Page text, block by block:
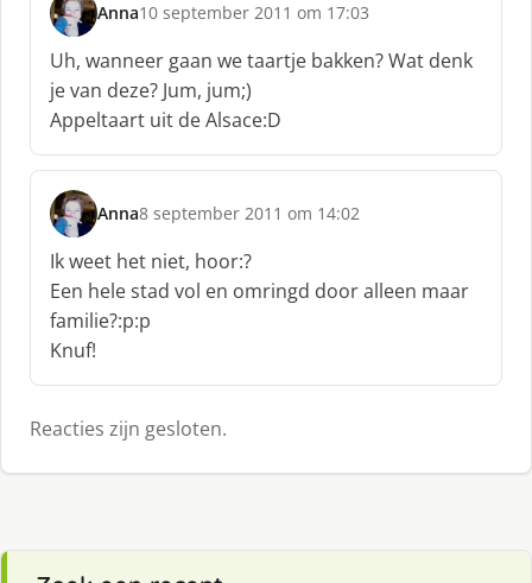
Anna
s
c
h
r
e
e
f
:
10 september 2011 om 17:03
Uh, wanneer gaan we taartje bakken? Wat denk
je van deze? Jum, jum;)
Appeltaart uit de Alsace:D
Anna
s
c
h
r
e
e
8 september 2011 om 14:02
Ik weet het niet, hoor:?
Een hele stad vol en omringd door alleen maar
familie?:p:p
Knuf!
Reacties zijn gesloten.